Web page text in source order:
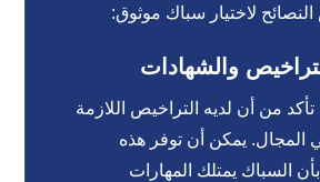
لاختيار سباك موثوق:
والشهادات
من أن لديه التراخيص اللازمة
المجال. يمكن أن توفر هذه
السباك يمتلك المهارات